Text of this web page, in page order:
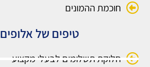
חוכמת ההמונים
טיפים של אלופים
חלוקת תשלומים לבעלי מקצוע